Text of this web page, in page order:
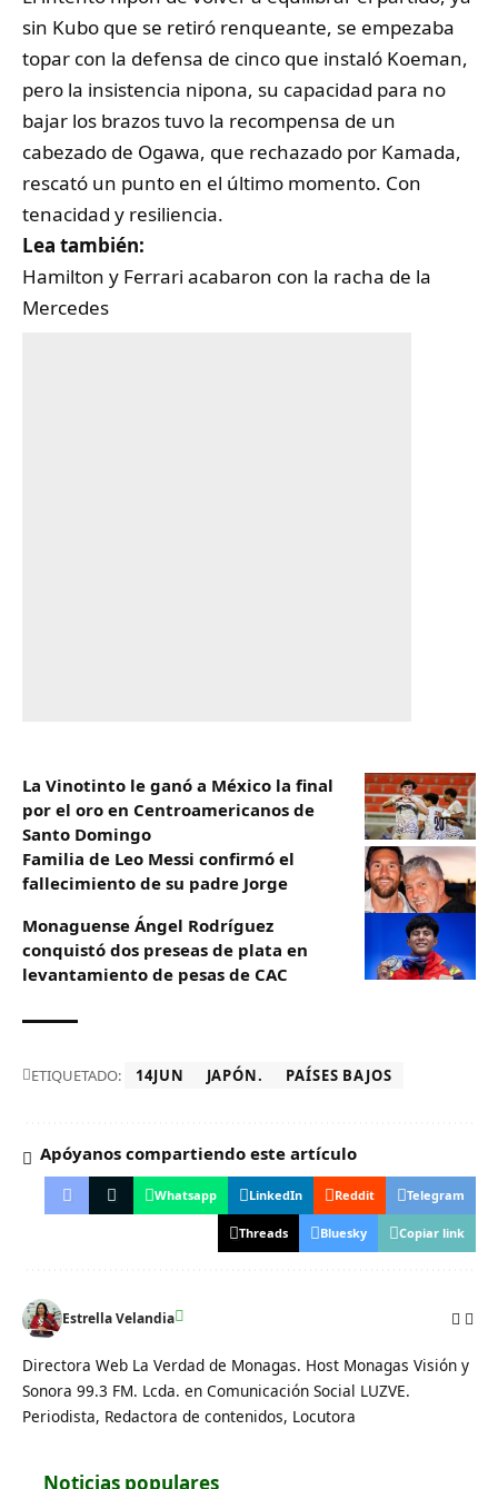
sin Kubo que se retiró renqueante, se empezaba
topar con la defensa de cinco que instaló Koeman,
pero la insistencia nipona, su capacidad para no
bajar los brazos tuvo la recompensa de un
cabezado de Ogawa, que rechazado por Kamada,
rescató un punto en el último momento. Con
tenacidad y resiliencia.
Lea también:
Hamilton y Ferrari acabaron con la racha de la
Mercedes
La Vinotinto le ganó a México la final
por el oro en Centroamericanos de
Santo Domingo
Familia de Leo Messi confirmó el
fallecimiento de su padre Jorge
Monaguense Ángel Rodríguez
conquistó dos preseas de plata en
levantamiento de pesas de CAC
ETIQUETADO: 14JUN JAPÓN. PAÍSES BAJOS
Apóyanos compartiendo este artículo
Whatsapp LinkedIn Reddit Telegram
Threads Bluesky Copiar link
Estrella Velandia
Directora Web La Verdad de Monagas. Host Monagas Visión y
Sonora 99.3 FM. Lcda. en Comunicación Social LUZVE.
Periodista, Redactora de contenidos, Locutora
Noticias populares